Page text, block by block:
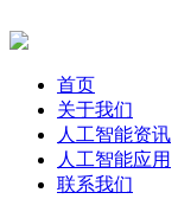
首页
关于我们
人工智能资讯
人工智能应用
联系我们